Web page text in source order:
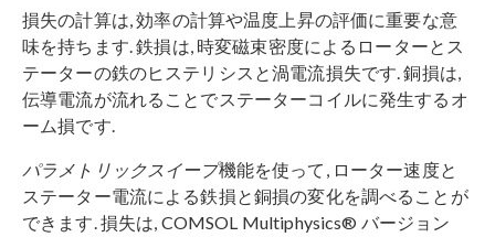
損失の計算は, 効率の計算や温度上昇の評価に重要な意
味を持ちます. 鉄損は, 時変磁束密度によるローターとス
テーターの鉄のヒステリシスと渦電流損失です. 銅損は,
伝導電流が流れることでステーターコイルに発生するオ
ーム損です.
パラメトリックスイープ機能を使って, ローター速度と
ステーター電流による鉄損と銅損の変化を調べることが
できます. 損失は, COMSOL Multiphysics® バージョン